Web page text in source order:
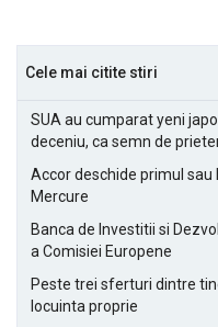
Cele mai citite stiri
SUA au cumparat yeni
deceniu, ca semn de
Accor deschide primul sau
Mercure
Banca de Investitii si
a Comisiei Europene
Peste trei sferturi dintre
locuinta proprie